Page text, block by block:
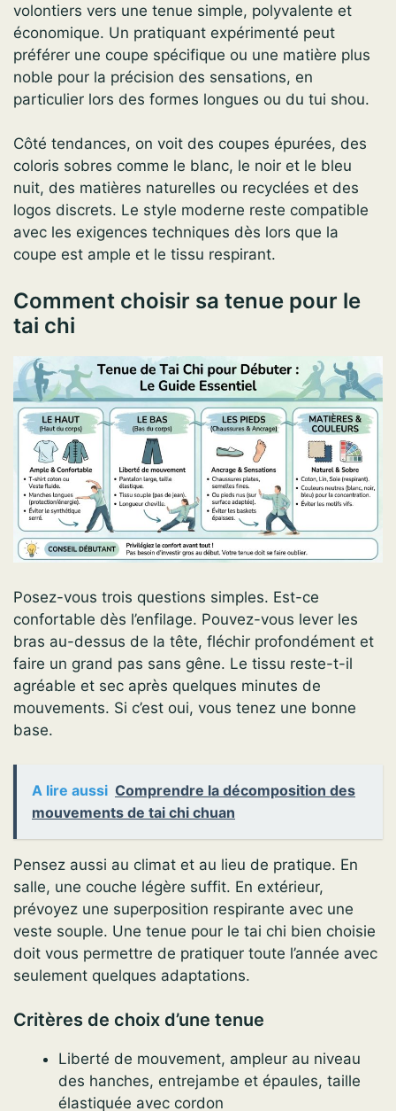
volontiers vers une tenue simple, polyvalente et
économique. Un pratiquant expérimenté peut
préférer une coupe spécifique ou une matière plus
noble pour la précision des sensations, en
particulier lors des formes longues ou du tui shou.
Côté tendances, on voit des coupes épurées, des
coloris sobres comme le blanc, le noir et le bleu
nuit, des matières naturelles ou recyclées et des
logos discrets. Le style moderne reste compatible
avec les exigences techniques dès lors que la
coupe est ample et le tissu respirant.
Comment choisir sa tenue pour le
tai chi
Posez-vous trois questions simples. Est-ce
confortable dès l’enfilage. Pouvez-vous lever les
bras au-dessus de la tête, fléchir profondément et
faire un grand pas sans gêne. Le tissu reste-t-il
agréable et sec après quelques minutes de
mouvements. Si c’est oui, vous tenez une bonne
base.
A lire aussi Comprendre la décomposition des
mouvements de tai chi chuan
Pensez aussi au climat et au lieu de pratique. En
salle, une couche légère suffit. En extérieur,
prévoyez une superposition respirante avec une
veste souple. Une tenue pour le tai chi bien choisie
doit vous permettre de pratiquer toute l’année avec
seulement quelques adaptations.
Critères de choix d’une tenue
Liberté de mouvement, ampleur au niveau
des hanches, entrejambe et épaules, taille
élastiquée avec cordon